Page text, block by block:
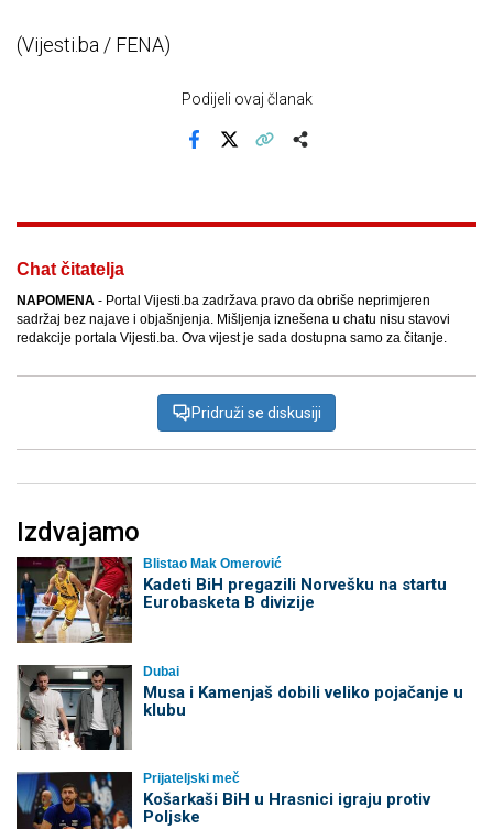
(Vijesti.ba / FENA)
Podijeli ovaj članak
Chat čitatelja
NAPOMENA - Portal Vijesti.ba zadržava pravo da obriše neprimjeren
sadržaj bez najave i objašnjenja. Mišljenja iznešena u chatu nisu stavovi
redakcije portala Vijesti.ba. Ova vijest je sada dostupna samo za čitanje.
Pridruži se diskusiji
Izdvajamo
Blistao Mak Omerović
Kadeti BiH pregazili Norvešku na startu
Eurobasketa B divizije
Dubai
Musa i Kamenjaš dobili veliko pojačanje u
klubu
Prijateljski meč
Košarkaši BiH u Hrasnici igraju protiv
Poljske